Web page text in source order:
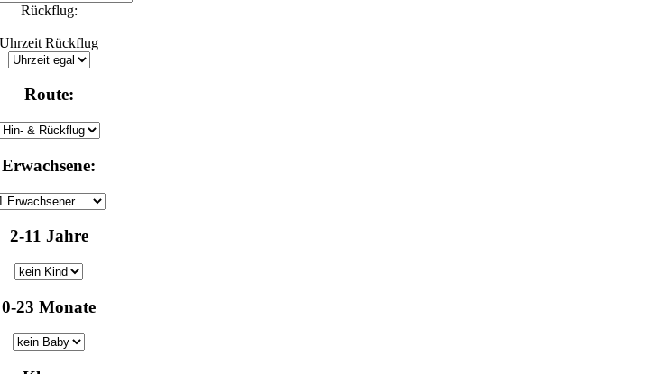
Rückflug:
Uhrzeit Rückflug
Route:
Erwachsene:
2-11 Jahre
0-23 Monate